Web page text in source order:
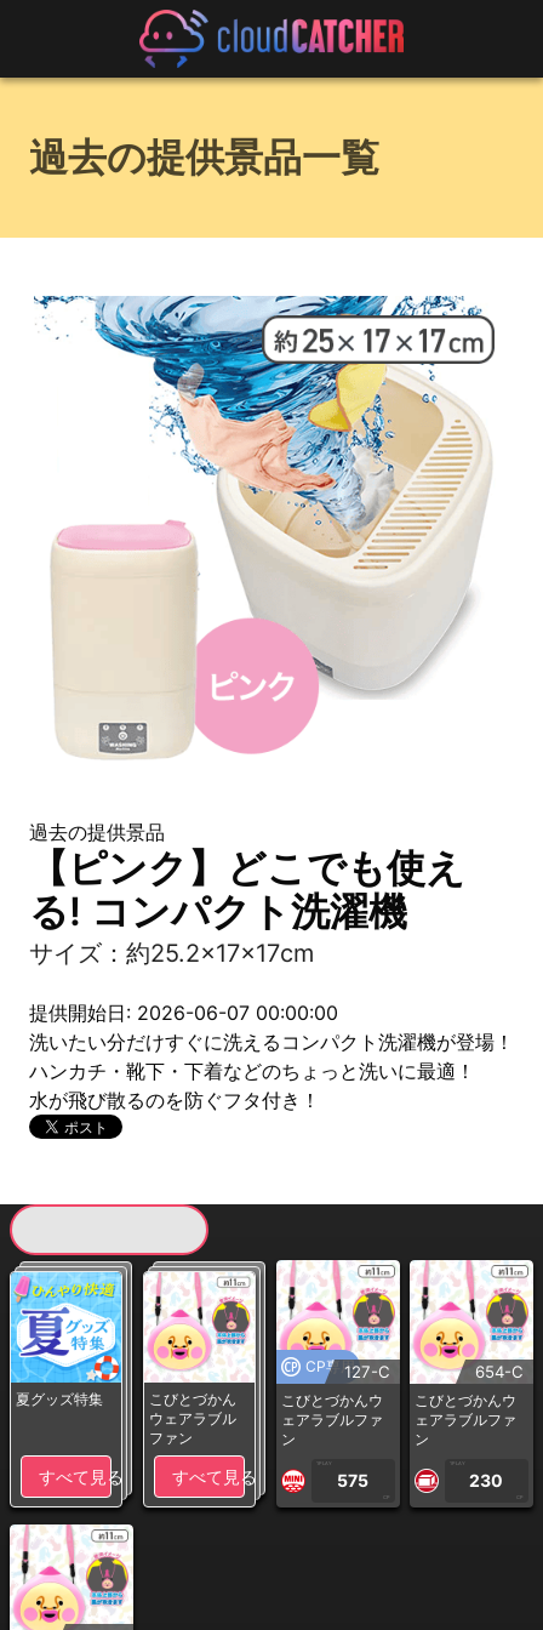
過去の提供景品一覧
過去の提供景品
【ピンク】どこでも使え
る! コンパクト洗濯機
サイズ：約25.2×17×17cm
提供開始日: 2026-06-07 00:00:00
洗いたい分だけすぐに洗えるコンパクト洗濯機が登場！
ハンカチ・靴下・下着などのちょっと洗いに最適！
水が飛び散るのを防ぐフタ付き！
夏グッズ特集
すべて見る
こびとづかん
ウェアラブル
ファン
すべて見る
CP専用127-C
こびとづかんウ
ェアラブルファ
ン
1PLAY
575
CP
654-C
こびとづかんウ
ェアラブルファ
ン
1PLAY
230
CP